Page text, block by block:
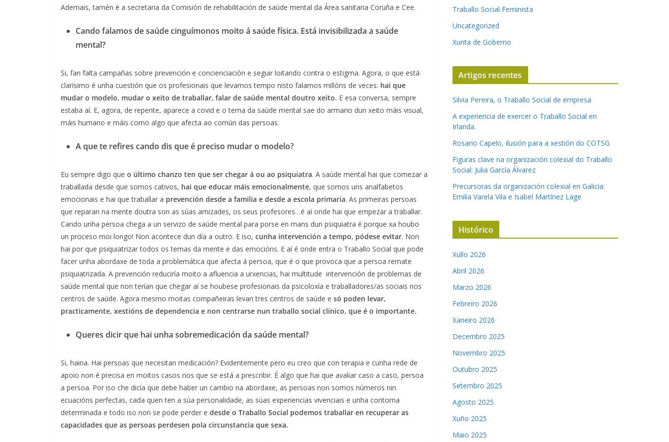
Ademais, tamén é a secretaria da Comisión de rehabilitación de saúde mental da Área sanitaria Coruña e Cee.
Cando falamos de saúde cinguímonos moito á saúde física. Está invisibilizada a saúde
mental?
Si, fan falta campañas sobre prevención e concienciación e seguir loitando contra o estigma. Agora, o que está
clarísimo é unha cuestión que os profesionais que levamos tempo nisto falamos millóns de veces: hai que
mudar o modelo, mudar o xeito de traballar, falar de saúde mental doutro xeito. E esa conversa, sempre
estaba aí. E, agora, de repente, aparece a covid e o tema da saúde mental sae do armario dun xeito máis visual,
máis humano e máis como algo que afecta ao común das persoas.
A que te refires cando dis que é preciso mudar o modelo?
Eu sempre digo que o último chanzo ten que ser chegar á ou ao psiquiatra. A saúde mental hai que comezar a
traballada desde que somos cativos, hai que educar máis emocionalmente, que somos uns analfabetos
emocionais e hai que traballar a prevención desde a familia e desde a escola primaria. As primeiras persoas
que reparan na mente doutra son as súas amizades, os seus profesores…é aí onde hai que empezar a traballar.
Cando unha persoa chega a un servizo de saúde mental para porse en mans dun psiquiatra é porque xa houbo
un proceso moi longo! Non acontece dun día a outro. E iso, cunha intervención a tempo, pódese evitar. Non
hai por que psiquiatrizar todos os temas da mente e das emocións. E aí é onde entra o Traballo Social que pode
facer unha abordaxe de toda a problemática que afecta á persoa, que é o que provoca que a persoa remate
psiquiatrizada. A prevención reduciría moito a afluencia a urxencias, hai multitude intervención de problemas de
saúde mental que non terían que chegar aí se houbese profesionais da psicoloxía e traballadores/as sociais nos
centros de saúde. Agora mesmo moitas compañeiras levan tres centros de saúde e só poden levar,
practicamente, xestións de dependencia e non centrarse nun traballo social clínico, que é o importante.
Queres dicir que hai unha sobremedicación da saúde mental?
Si, haina. Hai persoas que necesitan medicación? Evidentemente pero eu creo que con terapia e cunha rede de
apoio non é precisa en moitos casos nos que se está a prescribir. É algo que hai que avaliar caso a caso, persoa
a persoa. Por iso che dicía que debe haber un cambio na abordaxe, as persoas non somos números nin
ecuacións perfectas, cada quen ten a súa personalidade, as súas experiencias vivenciais e unha contorna
determinada e todo iso non se pode perder e desde o Traballo Social podemos traballar en recuperar as
capacidades que as persoas perdesen pola circunstancia que sexa.
Traballo Social Feminista
Uncategorized
Xunta de Goberno
Artigos recentes
Silvia Pereira, o Traballo Social de empresa
A experiencia de exercer o Traballo Social en
Irlanda.
Rosario Capelo, ilusión para a xestión do COTSG
Figuras clave na organización colexial do Traballo
Social: Julia García Álvarez
Precursoras da organización colexial en Galicia:
Emilia Varela Vila e Isabel Martínez Lage
Histórico
Xullo 2026
Abril 2026
Marzo 2026
Febreiro 2026
Xaneiro 2026
Decembro 2025
Novembro 2025
Outubro 2025
Setembro 2025
Agosto 2025
Xuño 2025
Maio 2025